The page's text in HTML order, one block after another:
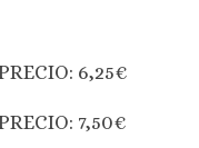
6,25€
7,50€